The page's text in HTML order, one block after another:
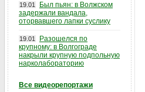
19.01
Был пьян: в Волжском
задержали вандала,
оторвавшего лапки суслику
19.01
Разошелся по
крупному: в Волгограде
накрыли крупную подпольную
нарколабораторию
Все видеорепортажи